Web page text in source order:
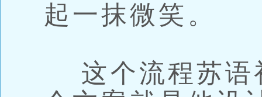
起一抹微笑。
这个流程苏语